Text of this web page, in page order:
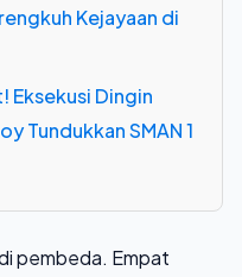
Kejayaan di
Eksekusi Dingin
Tundukkan SMAN 1
pembeda. Empat